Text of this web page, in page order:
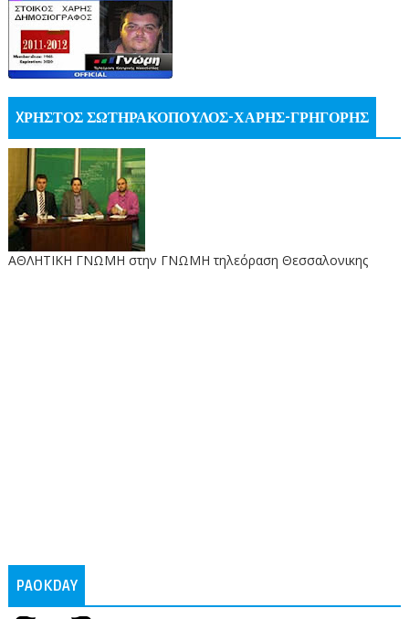
XΡΗΣΤΟΣ ΣΩΤΗΡΑΚΟΠΟΥΛΟΣ-ΧΑΡΗΣ-ΓΡΗΓΟΡΗΣ
ΑΘΛΗΤΙΚΗ ΓΝΩΜΗ στην ΓΝΩΜΗ τηλεόραση Θεσσαλονικης
PAOKDAY